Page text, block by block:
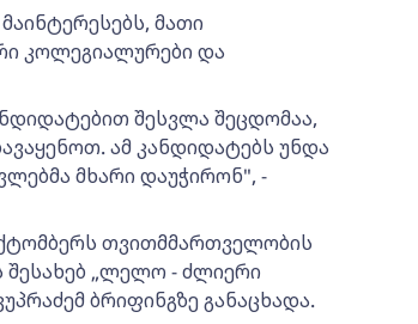
მათი
კოლეგიალურები და
შესვლა შეცდომაა,
ამ კანდიდატებს უნდა
მხარი დაუჭირონ", -
თვითმმართველობის
შესახებ „ლელო - ძლიერი
ბრიფინგზე განაცხადა.